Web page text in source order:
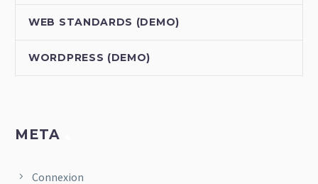
WEB STANDARDS (DEMO)
WORDPRESS (DEMO)
META
Connexion